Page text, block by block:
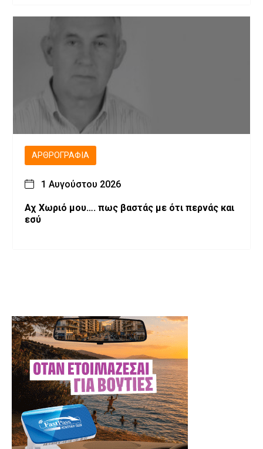
ΑΡΘΡΟΓΡΑΦΊΑ
1 Αυγούστου 2026
Αχ Χωριό μου…. πως βαστάς με ότι περνάς και
εσύ